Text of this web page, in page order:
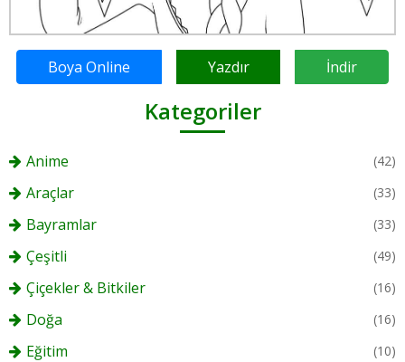
Boya Online Yazdır İndir
Kategoriler
Anime (42)
Araçlar (33)
Bayramlar (33)
Çeşitli (49)
Çiçekler & Bitkiler (16)
Doğa (16)
Eğitim (10)